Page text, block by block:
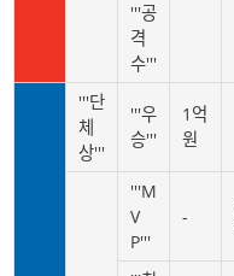
'''공
격
수'''
'''단
체
상'''
'''우
승'''
1억
원
'''M
V
P'''
-